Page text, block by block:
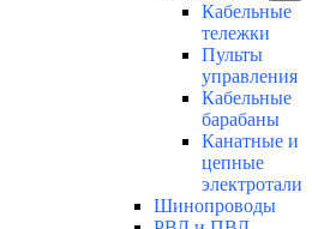
Кабельные
тележки
Пульты
управления
Кабельные
барабаны
Канатные и
цепные
электротали
Шинопроводы